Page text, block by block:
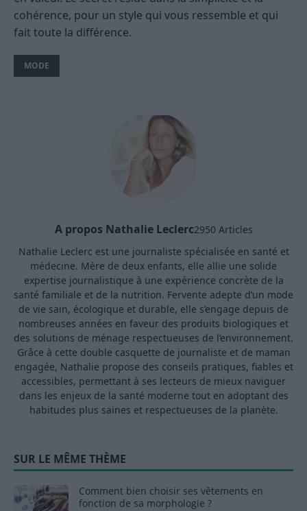
cohérence, pour un style qui vous ressemble et qui
fait toute la différence.
MODE
A propos Nathalie Leclerc2950 Articles
Nathalie Leclerc est une journaliste spécialisée en santé et
médecine. Mère de deux enfants, elle allie une solide
expertise journalistique à une expérience concrète de la
santé familiale et de la nutrition. Fervente adepte d’un mode
de vie sain, écologique et durable, elle s’engage depuis de
nombreuses années en faveur des produits biologiques et
des solutions de ménage respectueuses de l’environnement.
Grâce à cette double casquette de journaliste et de maman
engagée, Nathalie propose des conseils pratiques, fiables et
accessibles, permettant à ses lecteurs de mieux naviguer
dans les enjeux de la santé moderne tout en adoptant des
habitudes plus saines et respectueuses de la planète.
SUR LE MÊME THÈME
Comment bien choisir ses vêtements en
fonction de sa morphologie ?